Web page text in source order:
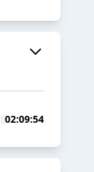
02:09:54